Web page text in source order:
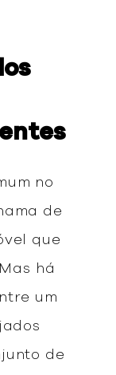
no
de
que
há
um
de